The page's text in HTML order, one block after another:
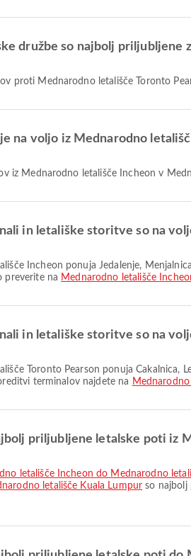
družbe so najbolj priljubljene
proti Mednarodno letališče Toronto
na voljo iz Mednarodno
iz Mednarodno letališče Incheon v
in letališke storitve so na
preverite na Mednarodno letališče
in letališke storitve so na
terminalov najdete na
priljubljene letalske poti iz
letališče Incheon do Mednarodno
letališče Kuala Lumpur so najbolj